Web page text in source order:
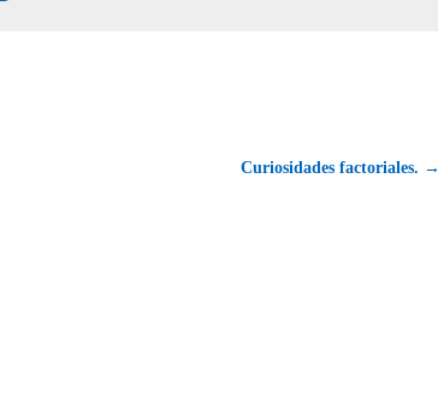
Curiosidades factoriales. →